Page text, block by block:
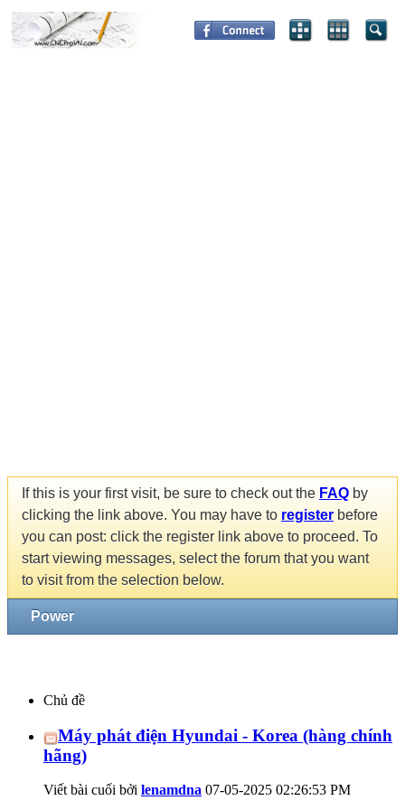
If this is your first visit, be sure to check out the FAQ by
clicking the link above. You may have to register before
you can post: click the register link above to proceed. To
start viewing messages, select the forum that you want
to visit from the selection below.
Power
Chủ đề
Máy phát điện Hyundai - Korea (hàng chính
hãng)
Viết bài cuối bởi lenamdna 07-05-2025 02:26:53 PM